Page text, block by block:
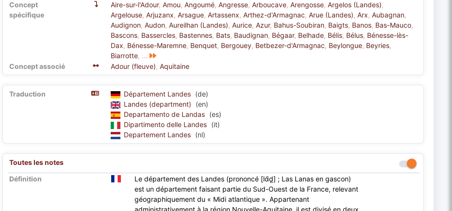
Concept
spécifique
Aire-sur-l'Adour, Amou, Angoumé, Angresse, Arboucave, Arengosse, Argelos (Landes),
Argelouse, Arjuzanx, Arsague, Artassenx, Arthez-d'Armagnac, Arue (Landes), Arx, Aubagnan,
Audignon, Audon, Aureilhan (Landes), Aurice, Azur, Bahus-Soubiran, Baigts, Banos, Bas-Mauco,
Bascons, Bassercles, Bastennes, Bats, Baudignan, Bégaar, Belhade, Bélis, Bélus, Bénesse-lès-
Dax, Bénesse-Maremne, Benquet, Bergouey, Betbezer-d'Armagnac, Beylongue, Beyries,
Biarrotte, ...
Concept associé
Adour (fleuve), Aquitaine
Traduction Département Landes (de)
Landes (department)
(en)
Departamento de Landas (es)
Dipartimento delle Landes (it)
Departement Landes (nl)
Toutes les notes
Définition
Le département des Landes (prononcé [lɑ̃d̪] ; Las Lanas en gascon)
est un département faisant partie du Sud-Ouest de la France, relevant
géographiquement du « Midi atlantique ». Appartenant